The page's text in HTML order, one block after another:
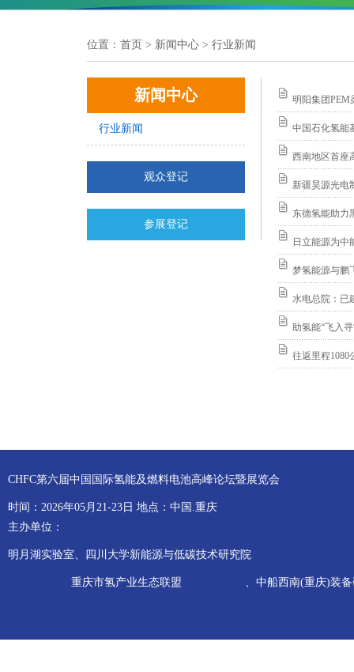
位置： 首页 > 新闻中心 > 行业新闻
新闻中心
行业新闻
观众登记
参展登记
明阳集团PEM
中国石化氢能
西南地区首座
新疆昊源光电
东德氢能助力
日立能源为中
梦氢能源与鹏
水电总院：已
助氢能“飞入
往返里程1080
CHFC第六届中国国际氢能及燃料电池高峰论坛暨展览会
时间：2026年05月21-23日 地点：中国.重庆
主办单位：
明月湖实验室、四川大学新能源与低碳技术研究院
重庆市氢产业生态联盟 、中船西南(重庆)装